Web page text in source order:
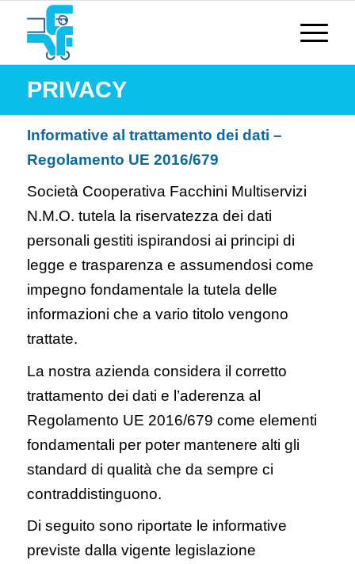
PRIVACY
Informative al trattamento dei dati –
Regolamento UE 2016/679
Società Cooperativa Facchini Multiservizi
N.M.O. tutela la riservatezza dei dati
personali gestiti ispirandosi ai principi di
legge e trasparenza e assumendosi come
impegno fondamentale la tutela delle
informazioni che a vario titolo vengono
trattate.
La nostra azienda considera il corretto
trattamento dei dati e l’aderenza al
Regolamento UE 2016/679 come elementi
fondamentali per poter mantenere alti gli
standard di qualità che da sempre ci
contraddistinguono.
Di seguito sono riportate le informative
previste dalla vigente legislazione